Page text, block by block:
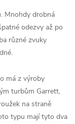
Mnohdy drobná
odezvy až po
různé zvuky
má z výroby
turbům Garrett,
na straně
typu mají tyto dva